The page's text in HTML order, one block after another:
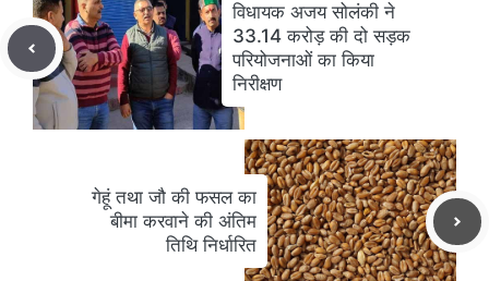
विधायक अजय सोलंकी ने
33.14 करोड़ की दो सड़क
परियोजनाओं का किया
निरीक्षण
गेहूं तथा जौ की फसल का
बीमा करवाने की अंतिम
तिथि निर्धारित